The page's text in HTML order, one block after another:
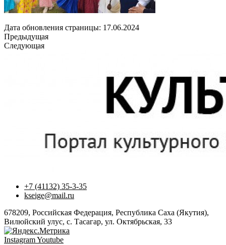
Дата обновления страницы: 17.06.2024
Предыдущая
Следующая
+7 (41132) 35-3-35
kseige@mail.ru
678209, Российская Федерация, Республика Саха (Якутия),
Вилюйский улус, с. Тасагар, ул. Октябрьская, 33
InstagramYoutube